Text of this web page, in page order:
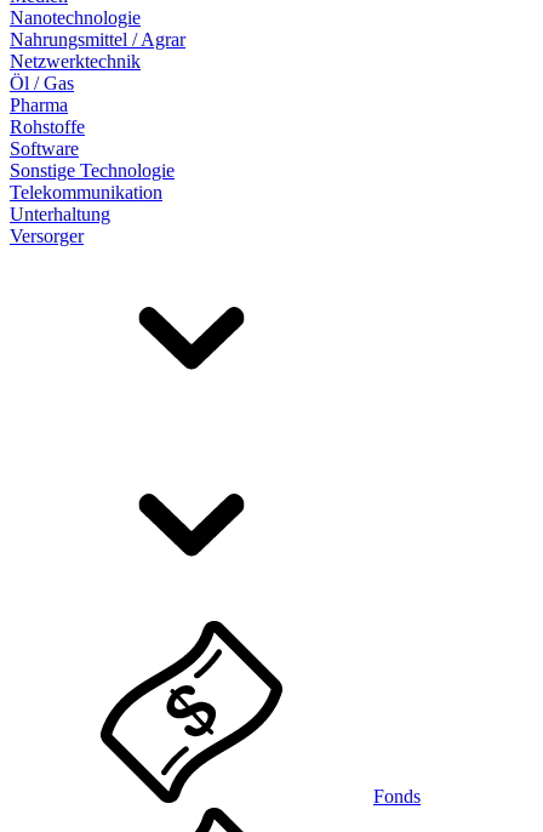
Nanotechnologie
Nahrungsmittel / Agrar
Netzwerktechnik
Öl / Gas
Pharma
Rohstoffe
Software
Sonstige Technologie
Telekommunikation
Unterhaltung
Versorger
Fonds